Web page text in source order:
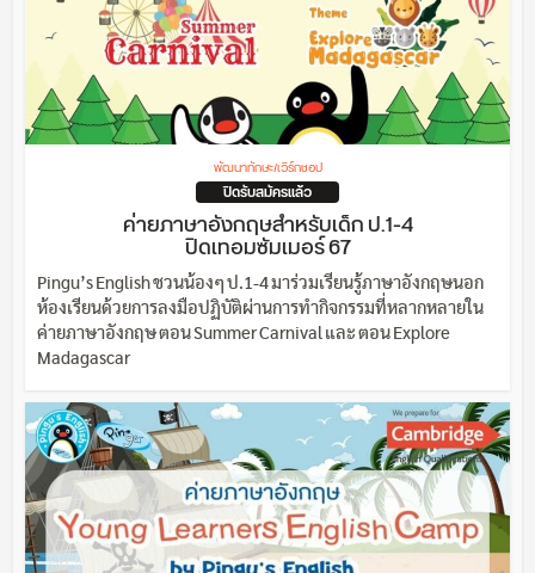
พัฒนาทักษะ/เวิร์กชอป
ปิดรับสมัครแล้ว
ค่ายภาษาอังกฤษสำหรับเด็ก ป.1-4
ปิดเทอมซัมเมอร์ 67
Pingu’s English ชวนน้องๆ ป.1-4 มาร่วมเรียนรู้ภาษาอังกฤษนอก
ห้องเรียนด้วยการลงมือปฏิบัติผ่านการทำกิจกรรมที่หลากหลายใน
ค่ายภาษาอังกฤษ ตอน Summer Carnival และ ตอน Explore
Madagascar